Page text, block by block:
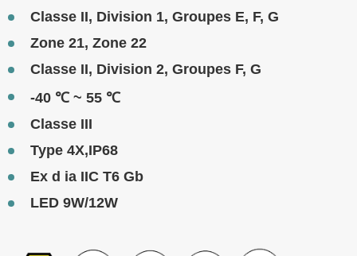
Classe II, Division 1, Groupes E, F, G
Zone 21, Zone 22
Classe II, Division 2, Groupes F, G
-40 ℃ ~ 55 ℃
Classe III
Type 4X,IP68
Ex d ia IIC T6 Gb
LED 9W/12W